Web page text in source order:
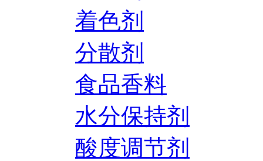
着色剂
分散剂
食品香料
水分保持剂
酸度调节剂